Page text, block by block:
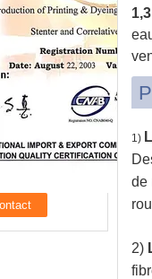
1)
de
2)